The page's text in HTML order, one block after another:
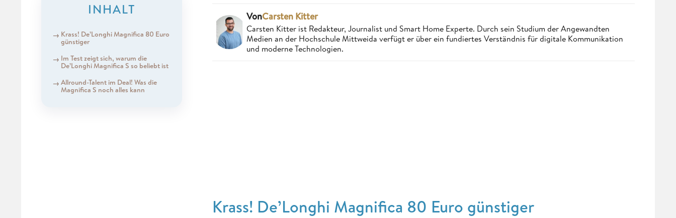
INHALT
Krass! De’Longhi Magnifica 80 Euro
günstiger
Im Test zeigt sich, warum die
De’Longhi Magnifica S so beliebt ist
Allround-Talent im Deal! Was die
Magnifica S noch alles kann
VonCarsten Kitter
Carsten Kitter ist Redakteur, Journalist und Smart Home Experte. Durch sein Studium der Angewandten
Medien an der Hochschule Mittweida verfügt er über ein fundiertes Verständnis für digitale Kommunikation
und moderne Technologien.
Krass! De’Longhi Magnifica 80 Euro günstiger